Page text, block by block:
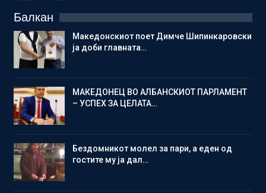
Балкан
Македонскиот поет Димче Шипинкаровски
ја доби главната…
МАКЕДОНЕЦ ВО АЛБАНСКИОТ ПАРЛАМЕНТ
– УСПЕХ ЗА ЦЕЛАТА…
Бездомникот молел за пари, а еден од
гостите му ја дал…